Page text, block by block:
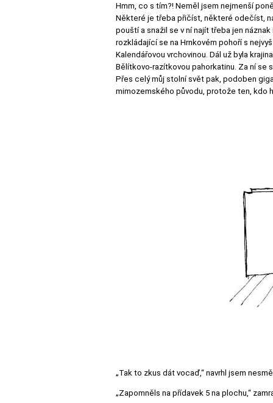
Hmm, co s tím?! Neměl jsem nejmenší
Některé je třeba přičíst, některé odečíst,
pouští a snažil se v ní najít třeba jen
rozkládající se na Hrnkovém pohoří s
Kalendářovou vrchovinou. Dál už byla
Bělítkovo-razítkovou pahorkatinu. Za ní se
Přes celý můj stolní svět pak, podoben
mimozemského původu, protože ten, kdo
„Tak to zkus dát vocaď,“ navrhl jsem
„Zapomněls na přídavek 5 na plochu,“